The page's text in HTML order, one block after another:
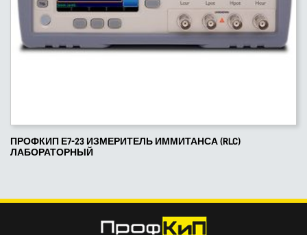
ПРОФКИП Е7-23 ИЗМЕРИТЕЛЬ ИММИТАНСА (RLC)
ЛАБОРАТОРНЫЙ